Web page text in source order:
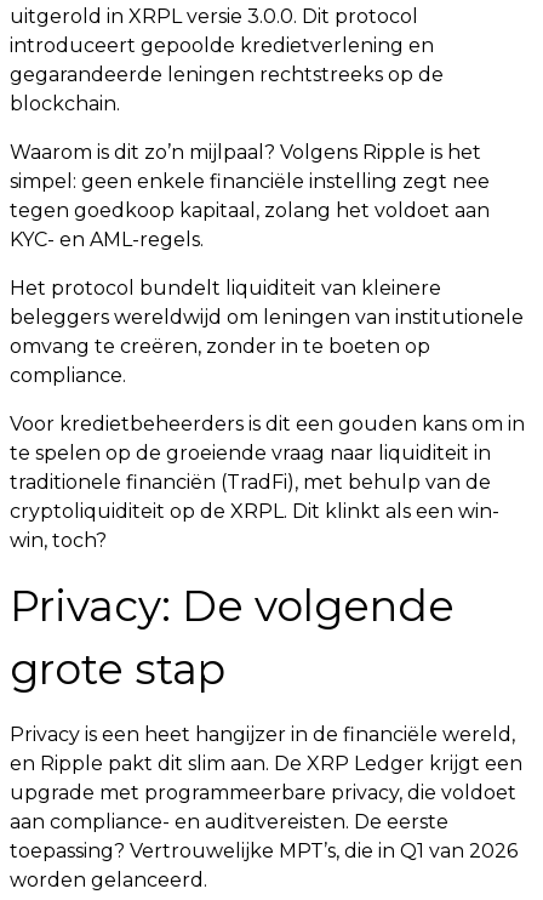
uitgerold in XRPL versie 3.0.0. Dit protocol
introduceert gepoolde kredietverlening en
gegarandeerde leningen rechtstreeks op de
blockchain.
Waarom is dit zo’n mijlpaal? Volgens Ripple is het
simpel: geen enkele financiële instelling zegt nee
tegen goedkoop kapitaal, zolang het voldoet aan
KYC- en AML-regels.
Het protocol bundelt liquiditeit van kleinere
beleggers wereldwijd om leningen van institutionele
omvang te creëren, zonder in te boeten op
compliance.
Voor kredietbeheerders is dit een gouden kans om in
te spelen op de groeiende vraag naar liquiditeit in
traditionele financiën (TradFi), met behulp van de
cryptoliquiditeit op de XRPL. Dit klinkt als een win-
win, toch?
Privacy: De volgende
grote stap
Privacy is een heet hangijzer in de financiële wereld,
en Ripple pakt dit slim aan. De XRP Ledger krijgt een
upgrade met programmeerbare privacy, die voldoet
aan compliance- en auditvereisten. De eerste
toepassing? Vertrouwelijke MPT’s, die in Q1 van 2026
worden gelanceerd.